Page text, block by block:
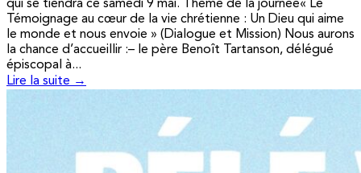
qui se tiendra ce samedi 9 mai. Thème de la journée« Le
Témoignage au cœur de la vie chrétienne : Un Dieu qui aime
le monde et nous envoie » (Dialogue et Mission) Nous aurons
la chance d’accueillir :– le père Benoît Tartanson, délégué
épiscopal à...
Lire la suite →